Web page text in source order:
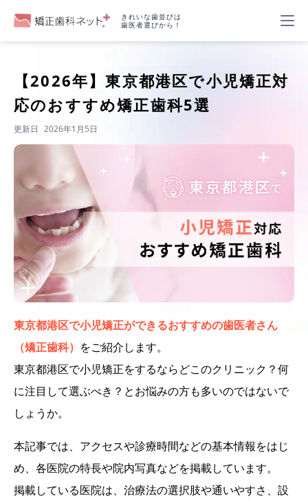
きれいな歯並びは
歯医者選びから！
【2026年】東京都港区で小児矯正対
応のおすすめ矯正歯科5選
更新日 2026年1月5日
東京都港区で小児矯正ができるおすすめの歯医者さん
（矯正歯科） をご紹介します。
東京都港区で小児矯正をするならどこのクリニック？何
に注目して選ぶべき？とお悩みの方も多いのではないで
しょうか。
本記事では、アクセスや診療時間などの基本情報をはじ
め、各医院の特長や院内写真などを掲載しています。
掲載している医院は、治療法の選択肢や通いやすさ、設